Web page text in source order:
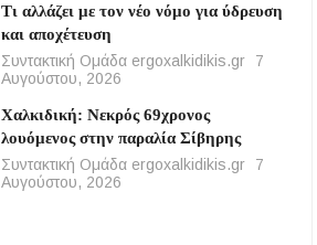
Τι αλλάζει με τον νέο νόμο για ύδρευση
και αποχέτευση
Συντακτική Ομάδα ergoxalkidikis.gr
7
Αυγούστου, 2026
Χαλκιδική: Νεκρός 69χρονος
λουόμενος στην παραλία Σίβηρης
Συντακτική Ομάδα ergoxalkidikis.gr
7
Αυγούστου, 2026